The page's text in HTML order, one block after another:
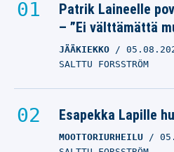
Patrik Laineelle
– ”Ei välttämättä
JÄÄKIEKKO
SALTTU FORSSTRÖM
Esapekka Lapille
MOOTTORIURHEILU